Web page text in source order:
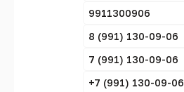
9911300906
8 (991) 130-09-06
7 (991) 130-09-06
+7 (991) 130-09-06